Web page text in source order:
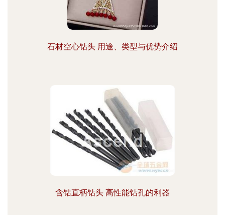
石材空心钻头 用途、类型与优势介绍
含钴直柄钻头 高性能钻孔的利器